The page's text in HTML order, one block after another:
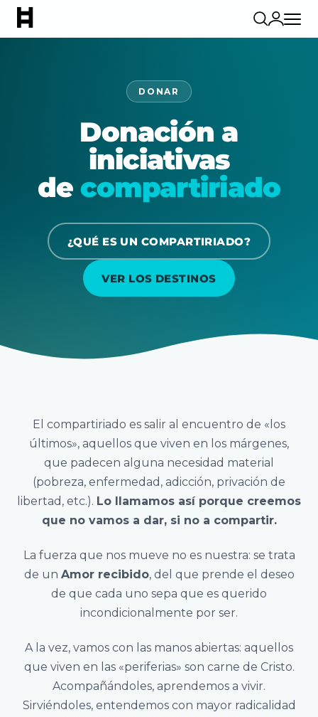
DONAR
Donación a
iniciativas
de compartiriado
¿QUÉ ES UN COMPARTIRIADO?
VER LOS DESTINOS
El compartiriado es salir al encuentro de «los
últimos», aquellos que viven en los márgenes,
que padecen alguna necesidad material
(pobreza, enfermedad, adicción, privación de
libertad, etc.). Lo llamamos así porque creemos
que no vamos a dar, si no a compartir.
La fuerza que nos mueve no es nuestra: se trata
de un Amor recibido, del que prende el deseo
de que cada uno sepa que es querido
incondicionalmente por ser.
A la vez, vamos con las manos abiertas: aquellos
que viven en las «periferias» son carne de Cristo.
Acompañándoles, aprendemos a vivir.
Sirviéndoles, entendemos con mayor radicalidad